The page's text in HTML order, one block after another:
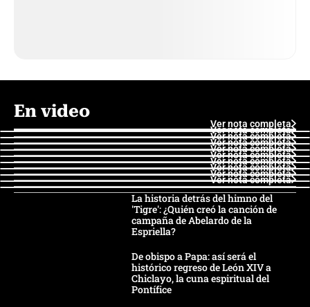
En video
Ver nota completa
Ver nota completa
Ver nota completa
Ver nota completa
Ver nota completa
Ver nota completa
Ver nota completa
Ver nota completa
Ver nota completa
Ver nota completa
La historia detrás del himno del
'Tigre': ¿Quién creó la canción de
campaña de Abelardo de la
Espriella?
De obispo a Papa: así será el
histórico regreso de León XIV a
Chiclayo, la cuna espiritual del
Pontífice